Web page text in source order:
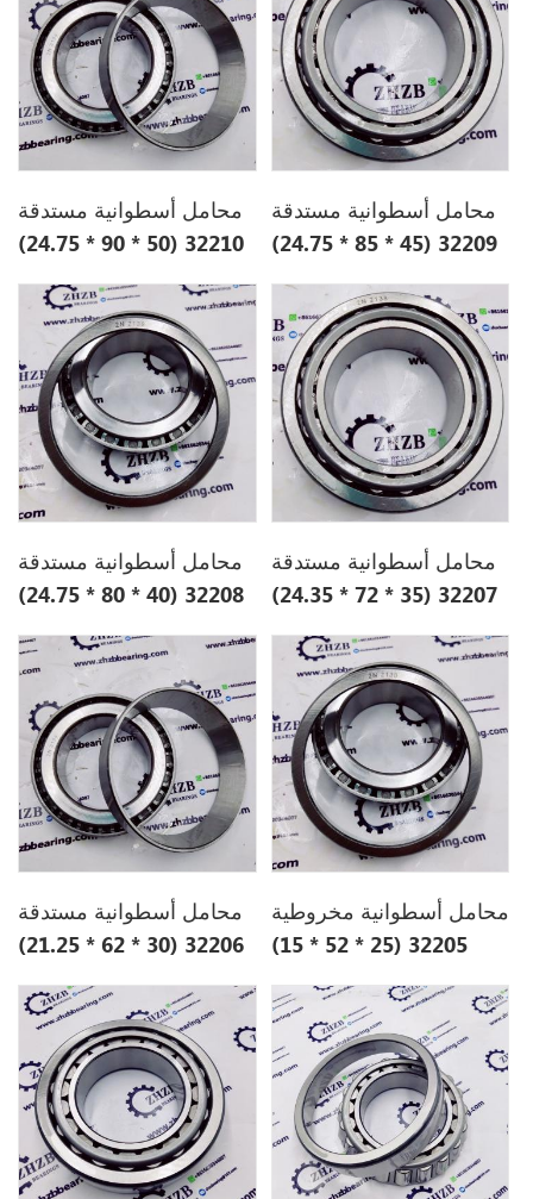
محامل أسطوانية مستدقة
32210 (50 * 90 * 24.75)
محامل أسطوانية مستدقة
32209 (45 * 85 * 24.75)
محامل أسطوانية مستدقة
32208 (40 * 80 * 24.75)
محامل أسطوانية مستدقة
32207 (35 * 72 * 24.35)
محامل أسطوانية مستدقة
32206 (30 * 62 * 21.25)
محامل أسطوانية مخروطية
32205 (25 * 52 * 15)